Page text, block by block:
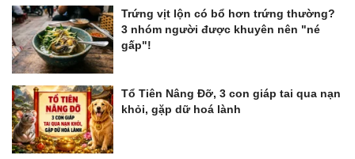
Trứng vịt lộn có bổ hơn trứng thường?
3 nhóm người được khuyên nên "né
gấp"!
Tổ Tiên Nâng Đỡ, 3 con giáp tai qua nạn
khỏi, gặp dữ hoá lành